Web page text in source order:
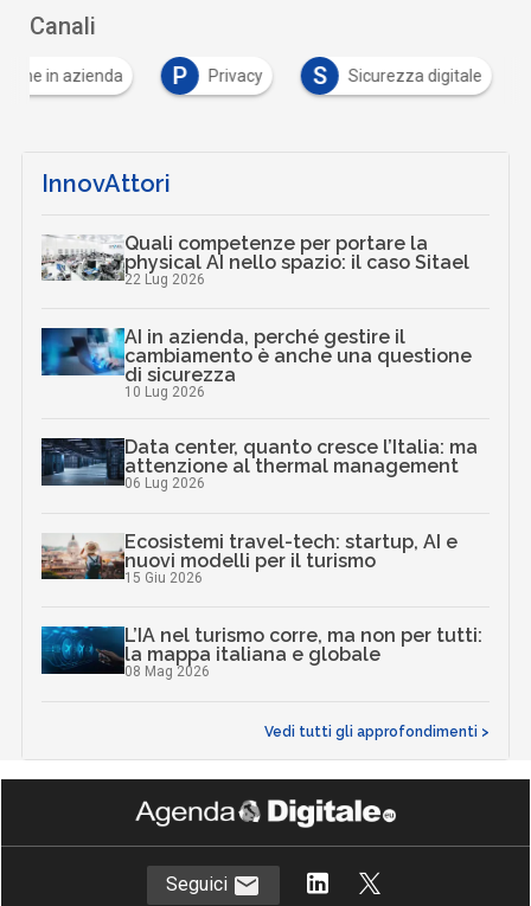
Canali
in azienda P Privacy S Sicurezza digitale
InnovAttori
Quali competenze per portare la
physical AI nello spazio: il caso Sitael
22 Lug 2026
AI in azienda, perché gestire il
cambiamento è anche una questione
di sicurezza
10 Lug 2026
Data center, quanto cresce l’Italia: ma
attenzione al thermal management
06 Lug 2026
Ecosistemi travel-tech: startup, AI e
nuovi modelli per il turismo
15 Giu 2026
L’IA nel turismo corre, ma non per tutti:
la mappa italiana e globale
08 Mag 2026
Vedi tutti gli approfondimenti >
Seguici